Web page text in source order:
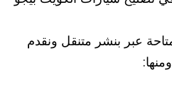
عبر بنشر متنقل ونقدم